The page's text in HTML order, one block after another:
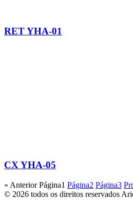
RET YHA-01
CX YHA-05
« Anterior Página1 Página2 Página3
© 2026 todos os direitos reservados